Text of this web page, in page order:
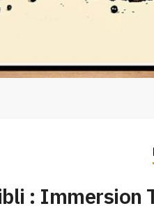
: Immersion